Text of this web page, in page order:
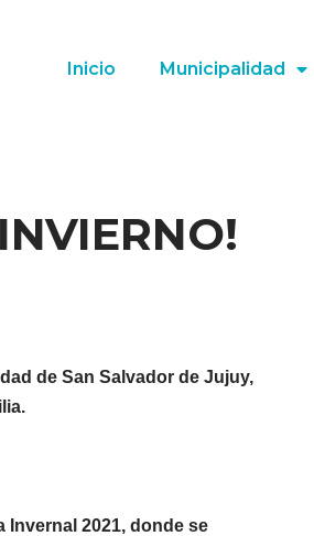
Inicio Municipalidad
de San Salvador de Jujuy,
Invernal 2021, donde se